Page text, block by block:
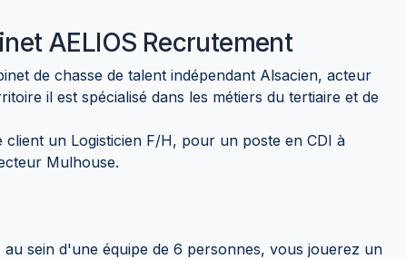
AELIOS Recrutement
de chasse de talent indépendant Alsacien, acteur
il est spécialisé dans les métiers du tertiaire et de
un Logisticien F/H, pour un poste en CDI à
Mulhouse.
au sein d'une équipe de 6 personnes, vous jouerez un